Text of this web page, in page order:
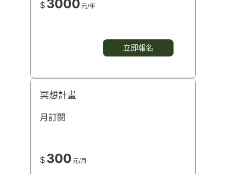
$ 3000 元/年
立即報名
冥想計畫
月訂閱
$ 300 元/月